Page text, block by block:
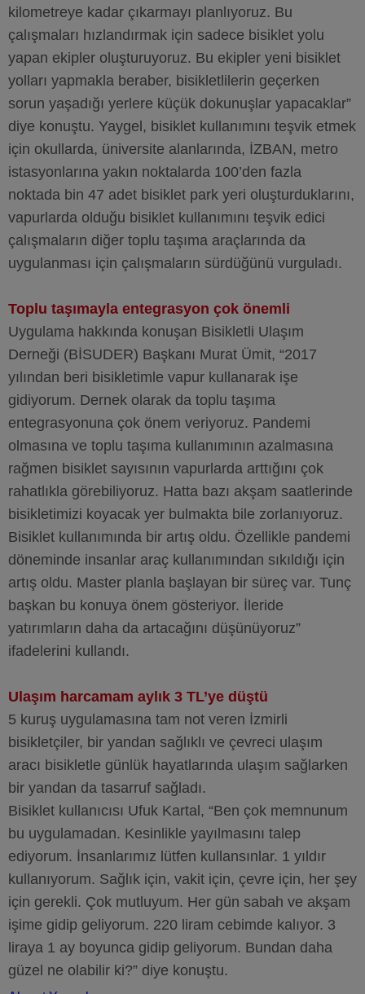
kilometreye kadar çıkarmayı planlıyoruz. Bu
çalışmaları hızlandırmak için sadece bisiklet yolu
yapan ekipler oluşturuyoruz. Bu ekipler yeni bisiklet
yolları yapmakla beraber, bisikletlilerin geçerken
sorun yaşadığı yerlere küçük dokunuşlar yapacaklar”
diye konuştu. Yaygel, bisiklet kullanımını teşvik etmek
için okullarda, üniversite alanlarında, İZBAN, metro
istasyonlarına yakın noktalarda 100’den fazla
noktada bin 47 adet bisiklet park yeri oluşturduklarını,
vapurlarda olduğu bisiklet kullanımını teşvik edici
çalışmaların diğer toplu taşıma araçlarında da
uygulanması için çalışmaların sürdüğünü vurguladı.
Toplu taşımayla entegrasyon çok önemli
Uygulama hakkında konuşan Bisikletli Ulaşım
Derneği (BİSUDER) Başkanı Murat Ümit, “2017
yılından beri bisikletimle vapur kullanarak işe
gidiyorum. Dernek olarak da toplu taşıma
entegrasyonuna çok önem veriyoruz. Pandemi
olmasına ve toplu taşıma kullanımının azalmasına
rağmen bisiklet sayısının vapurlarda arttığını çok
rahatlıkla görebiliyoruz. Hatta bazı akşam saatlerinde
bisikletimizi koyacak yer bulmakta bile zorlanıyoruz.
Bisiklet kullanımında bir artış oldu. Özellikle pandemi
döneminde insanlar araç kullanımından sıkıldığı için
artış oldu. Master planla başlayan bir süreç var. Tunç
başkan bu konuya önem gösteriyor. İleride
yatırımların daha da artacağını düşünüyoruz”
ifadelerini kullandı.
Ulaşım harcamam aylık 3 TL’ye düştü
5 kuruş uygulamasına tam not veren İzmirli
bisikletçiler, bir yandan sağlıklı ve çevreci ulaşım
aracı bisikletle günlük hayatlarında ulaşım sağlarken
bir yandan da tasarruf sağladı.
Bisiklet kullanıcısı Ufuk Kartal, “Ben çok memnunum
bu uygulamadan. Kesinlikle yayılmasını talep
ediyorum. İnsanlarımız lütfen kullansınlar. 1 yıldır
kullanıyorum. Sağlık için, vakit için, çevre için, her şey
için gerekli. Çok mutluyum. Her gün sabah ve akşam
işime gidip geliyorum. 220 liram cebimde kalıyor. 3
liraya 1 ay boyunca gidip geliyorum. Bundan daha
güzel ne olabilir ki?” diye konuştu.